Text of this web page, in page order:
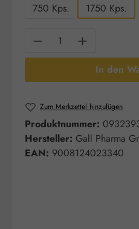
750 Kps.
1750 Kps.
Produkt Anzahl:
In den
Zum Merkzettel hinzufügen
Produktnummer:
Hersteller: Gall Pharma
EAN: 9008124023340